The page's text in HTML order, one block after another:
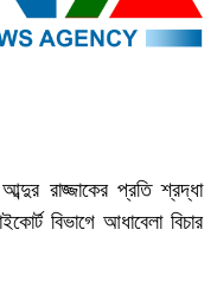
রাজ্জাকের প্রতি শ্রদ্ধা
বিভাগে আধাবেলা বিচার